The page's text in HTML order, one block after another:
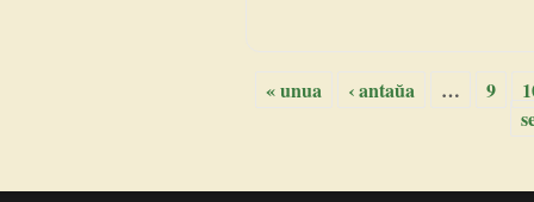
« unua ‹ antaŭa … 9